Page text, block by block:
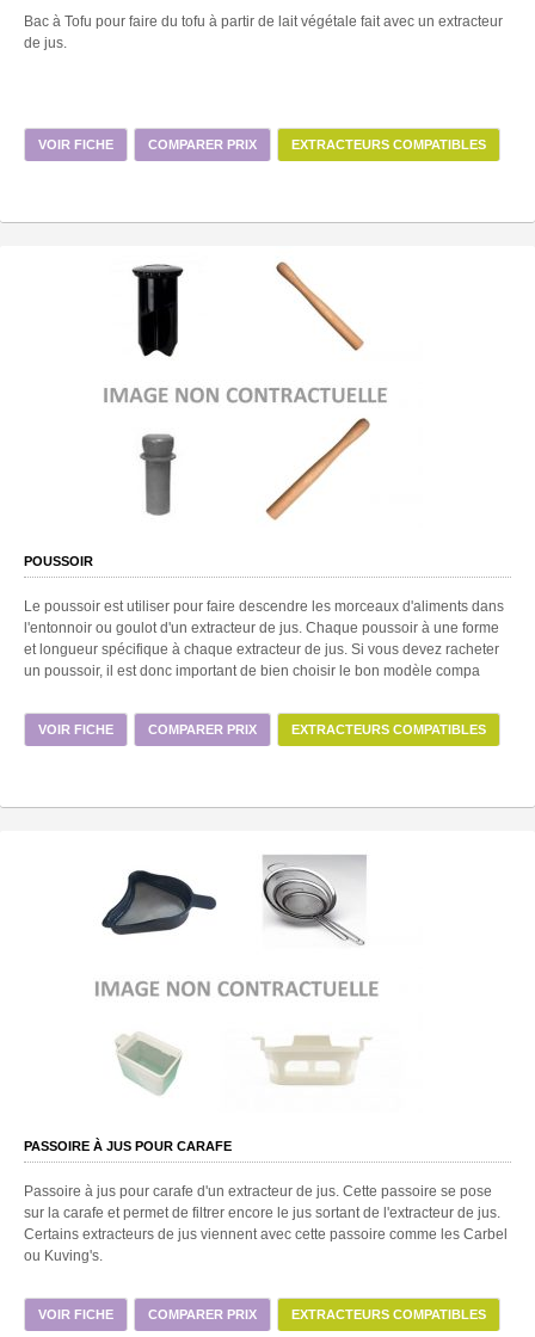
Bac à Tofu pour faire du tofu à partir de lait végétale fait avec un extracteur
de jus.
VOIR FICHE COMPARER PRIX EXTRACTEURS COMPATIBLES
POUSSOIR
Le poussoir est utiliser pour faire descendre les morceaux d'aliments dans
l'entonnoir ou goulot d'un extracteur de jus. Chaque poussoir à une forme
et longueur spécifique à chaque extracteur de jus. Si vous devez racheter
un poussoir, il est donc important de bien choisir le bon modèle compa
VOIR FICHE COMPARER PRIX EXTRACTEURS COMPATIBLES
PASSOIRE À JUS POUR CARAFE
Passoire à jus pour carafe d'un extracteur de jus. Cette passoire se pose
sur la carafe et permet de filtrer encore le jus sortant de l'extracteur de jus.
Certains extracteurs de jus viennent avec cette passoire comme les Carbel
ou Kuving's.
VOIR FICHE COMPARER PRIX EXTRACTEURS COMPATIBLES